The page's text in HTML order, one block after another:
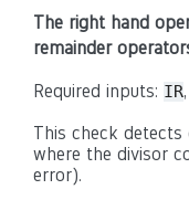
The right hand
remainder
Required inputs: IR,
This check detects
where the divisor
error).